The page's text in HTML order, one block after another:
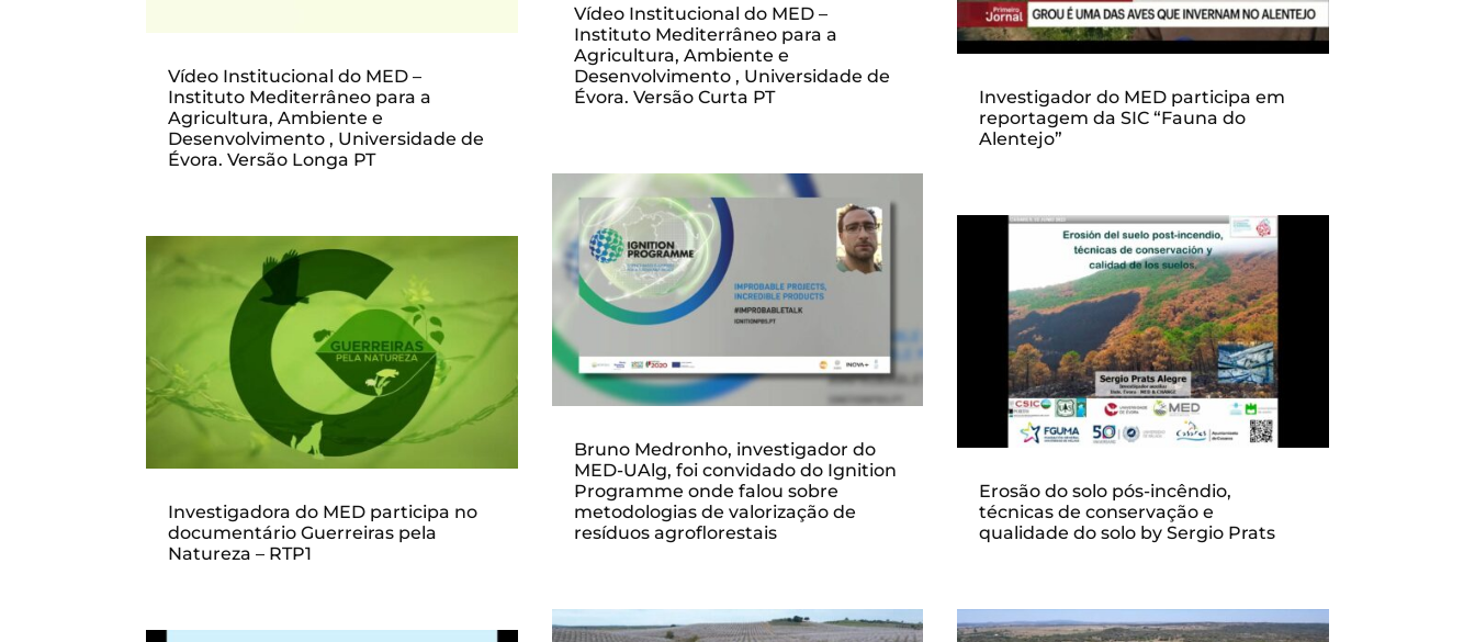
Vídeo Institucional do MED –
Instituto Mediterrâneo para a
Agricultura, Ambiente e
Desenvolvimento , Universidade de
Évora. Versão Longa PT
Investigadora do MED participa no
documentário Guerreiras pela
Natureza – RTP1
Vídeo Institucional do MED –
Instituto Mediterrâneo para a
Agricultura, Ambiente e
Desenvolvimento , Universidade de
Évora. Versão Curta PT
Bruno Medronho, investigador do
MED-UAlg, foi convidado do Ignition
Programme onde falou sobre
metodologias de valorização de
resíduos agroflorestais
Investigador do MED participa em
reportagem da SIC “Fauna do
Alentejo”
Erosão do solo pós-incêndio,
técnicas de conservação e
qualidade do solo by Sergio Prats